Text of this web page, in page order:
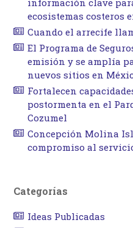
ecosistemas costeros
Cuando el arrecife
El Programa de
emisión y se amplía
nuevos sitios en
Fortalecen
postormenta en el
Cozumel
Concepción Molina
compromiso al
Categorías
Ideas Publicadas